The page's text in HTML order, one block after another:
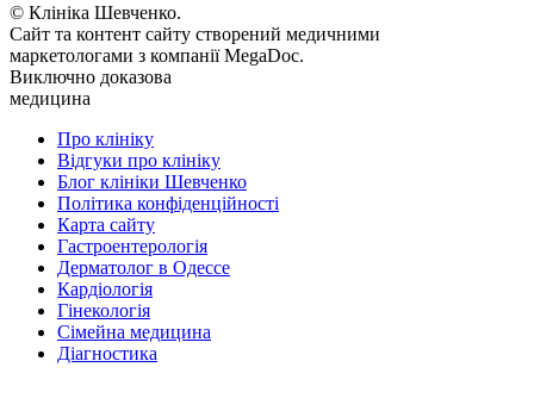
© Клініка Шевченко.
Сайт та контент сайту створений медичними
маркетологами з компанії MegaDoc.
Виключно доказова
медицина
Про клініку
Відгуки про клініку
Блог клініки Шевченко
Політика конфіденційності
Карта сайту
Гастроентерологія
Дерматолог в Одессе
Кардіологія
Гінекологія
Сімейна медицина
Діагностика